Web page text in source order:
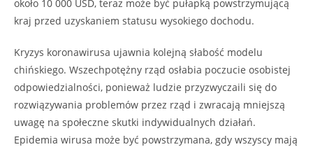
około 10 000 USD, teraz może być pułapką powstrzymującą
kraj przed uzyskaniem statusu wysokiego dochodu.
Kryzys koronawirusa ujawnia kolejną słabość modelu
chińskiego. Wszechpotężny rząd osłabia poczucie osobistej
odpowiedzialności, ponieważ ludzie przyzwyczaili się do
rozwiązywania problemów przez rząd i zwracają mniejszą
uwagę na społeczne skutki indywidualnych działań.
Epidemia wirusa może być powstrzymana, gdy wszyscy mają